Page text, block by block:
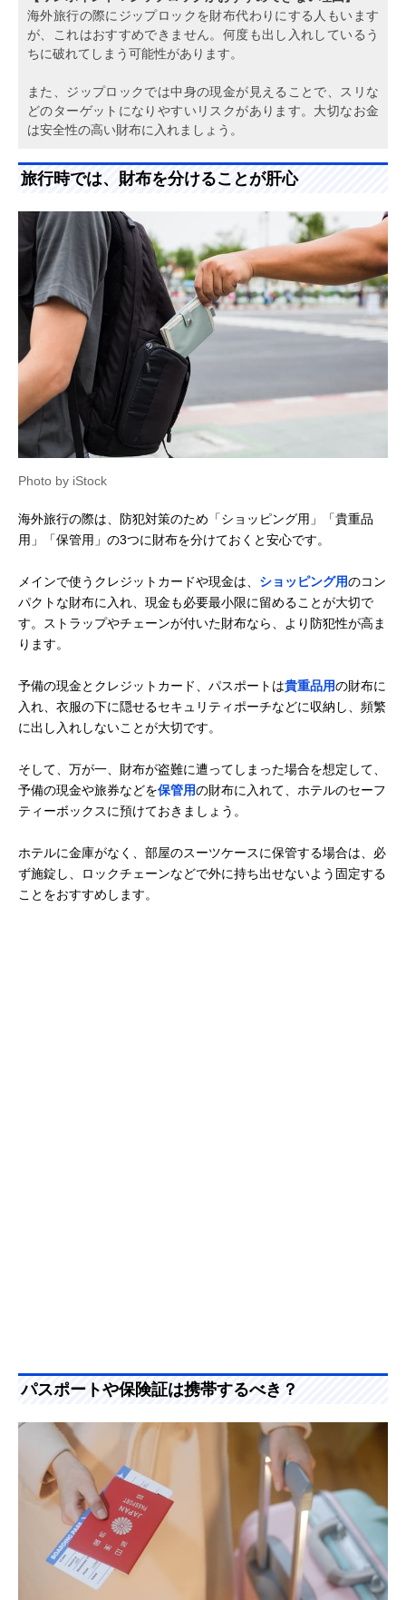
海外旅行の際にジップロックを財布代わりにする人もいます
が、これはおすすめできません。何度も出し入れしているう
ちに破れてしまう可能性があります。
また、ジップロックでは中身の現金が見えることで、スリな
どのターゲットになりやすいリスクがあります。大切なお金
は安全性の高い財布に入れましょう。
旅行時では、財布を分けることが肝心
Photo by iStock
海外旅行の際は、防犯対策のため「ショッピング用」「貴重品
用」「保管用」の3つに財布を分けておくと安心です。
メインで使うクレジットカードや現金は、 ショッピング用のコン
パクトな財布に入れ、現金も必要最小限に留めることが大切で
す。ストラップやチェーンが付いた財布なら、より防犯性が高ま
ります。
予備の現金とクレジットカード、パスポートは貴重品用の財布に
入れ、衣服の下に隠せるセキュリティポーチなどに収納し、頻繁
に出し入れしないことが大切です。
そして、万が一、財布が盗難に遭ってしまった場合を想定して、
予備の現金や旅券などを保管用の財布に入れて、ホテルのセーフ
ティーボックスに預けておきましょう。
ホテルに金庫がなく、部屋のスーツケースに保管する場合は、必
ず施錠し、ロックチェーンなどで外に持ち出せないよう固定する
ことをおすすめします。
パスポートや保険証は携帯するべき？